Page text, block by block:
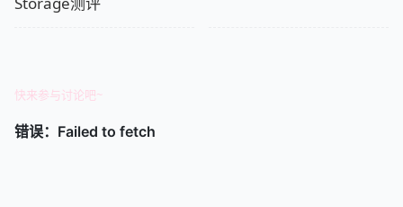
快来参与讨论吧~